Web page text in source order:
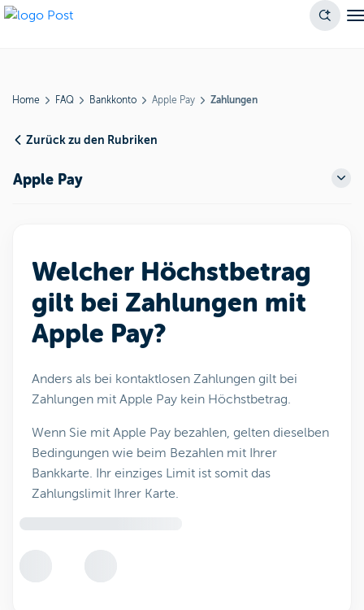
Home FAQ Bankkonto Apple Pay Zahlungen
Zurück zu den Rubriken
Apple Pay
Welcher Höchstbetrag
gilt bei Zahlungen mit
Apple Pay?
Anders als bei kontaktlosen Zahlungen gilt bei
Zahlungen mit Apple Pay kein Höchstbetrag.
Wenn Sie mit Apple Pay bezahlen, gelten dieselben
Bedingungen wie beim Bezahlen mit Ihrer
Bankkarte. Ihr einziges Limit ist somit das
Zahlungslimit Ihrer Karte.